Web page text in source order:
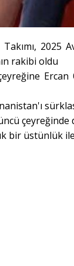
2025
rakibi oldu
bir üstünlük